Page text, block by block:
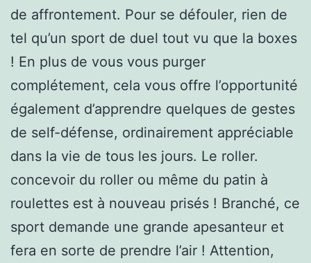
de affrontement. Pour se défouler, rien de
tel qu’un sport de duel tout vu que la boxes
! En plus de vous vous purger
complétement, cela vous offre l’opportunité
également d’apprendre quelques de gestes
de self-défense, ordinairement appréciable
dans la vie de tous les jours. Le roller.
concevoir du roller ou même du patin à
roulettes est à nouveau prisés ! Branché, ce
sport demande une grande apesanteur et
fera en sorte de prendre l’air ! Attention,